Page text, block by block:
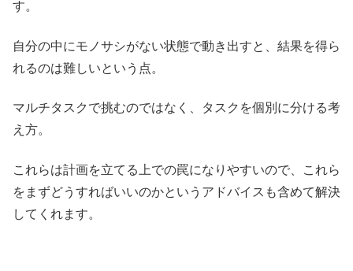
す。
自分の中にモノサシがない状態で動き出すと、結果を得ら
れるのは難しいという点。
マルチタスクで挑むのではなく、タスクを個別に分ける考
え方。
これらは計画を立てる上での罠になりやすいので、これら
をまずどうすればいいのかというアドバイスも含めて解決
してくれます。